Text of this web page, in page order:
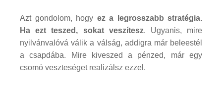
Azt gondolom, hogy ez a legrosszabb stratégia.
Ha ezt teszed, sokat veszítesz. Ugyanis, mire
nyilvánvalóvá válik a válság, addigra már beleestél
a csapdába. Mire kiveszed a pénzed, már egy
csomó veszteséget realizálsz ezzel.